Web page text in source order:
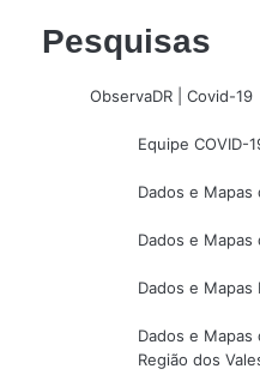
Pesquisas
ObservaDR | Covid-19
Equipe COVID-
Dados e Mapas
Dados e Mapas
Dados e Mapas
Dados e Mapas
Região dos